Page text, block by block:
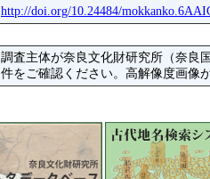
http://doi.org/10.24484/
調査主体が奈良文化財研究所（奈良
件をご確認ください。高解像度画像